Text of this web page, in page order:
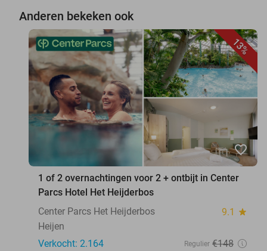
Anderen bekeken ook
13%
favorite_border
1 of 2 overnachtingen voor 2 + ontbijt in Center
Parcs Hotel Het Heijderbos
Center Parcs Het Heijderbos
9.1 star
Heijen
Verkocht: 2.164
Regulier €148